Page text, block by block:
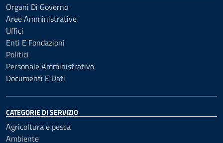
Organi Di Governo
Aree Amministrative
Uffici
Enti E Fondazioni
Politici
Personale Amministrativo
Documenti E Dati
CATEGORIE DI SERVIZIO
Agricoltura e pesca
Ambiente